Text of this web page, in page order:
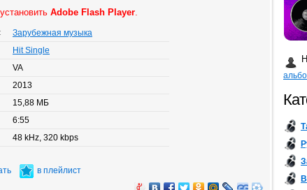
Adobe Flash Player.
Зарубежная музыка
Hit Single
VA
2013
15,88 МБ
6:55
48 kHz, 320 kbps
в плейлист